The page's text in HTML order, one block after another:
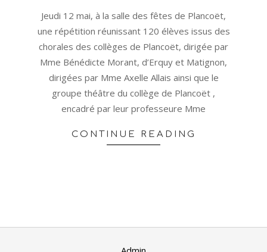
Jeudi 12 mai, à la salle des fêtes de Plancoët,
une répétition réunissant 120 élèves issus des
chorales des collèges de Plancoët, dirigée par
Mme Bénédicte Morant, d’Erquy et Matignon,
dirigées par Mme Axelle Allais ainsi que le
groupe théâtre du collège de Plancoët ,
encadré par leur professeure Mme
CONTINUE READING